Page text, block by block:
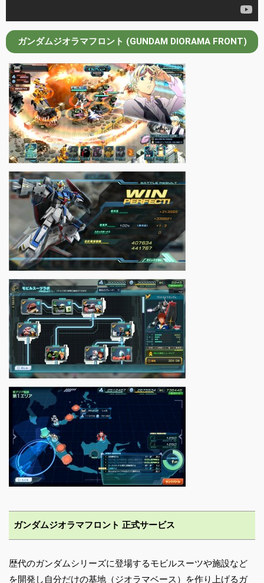
ガンダムジオラマフロント (GUNDAM DIORAMA FRONT)
ガンダムジオラマフロント 正式サービス
歴代のガンダムシリーズに登場するモビルスーツや施設など
を開発し自分だけの基地（ジオラマベース）を作り上げるガ